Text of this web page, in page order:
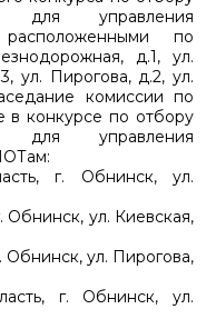
для управления
по
д.1, ул.
ул. Пирогова, д.2, ул.
комиссии по
в конкурсе по отбору
для управления
г. Обнинск, ул.
ул. Киевская,
ул. Пирогова,
г. Обнинск, ул.